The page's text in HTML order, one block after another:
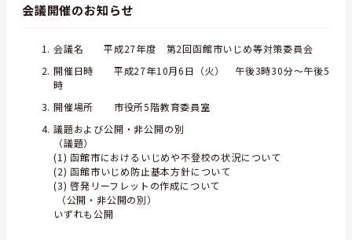
会議開催のお知らせ
会議名 平成27年度 第2回函館市いじめ等対策委員会
開催日時 平成27年10月6日（火） 午後3時30分～午後5
時
開催場所 市役所5階教育委員室
議題および公開・非公開の別
（議題）
(1) 函館市におけるいじめや不登校の状況について
(2) 函館市いじめ防止基本方針について
(3) 啓発リーフレットの作成について
（公開・非公開の別）
いずれも公開